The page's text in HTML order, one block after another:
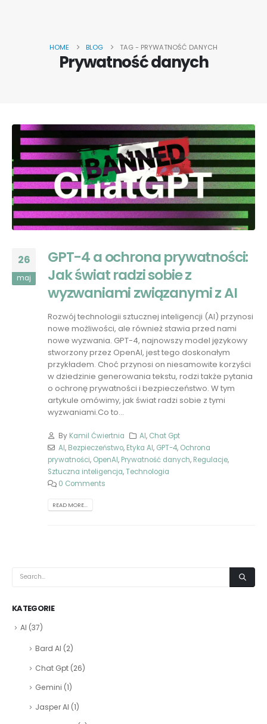
HOME BLOG TAG - PRYWATNOŚĆ DANYCH
Prywatność danych
26
maj
GPT-4 a ochrona prywatności:
Jak świat radzi sobie z
wyzwaniami związanymi z AI
Rozwój technologii sztucznej inteligencji (AI) przynosi
nowe możliwości, ale również stawia przed nami
nowe wyzwania. GPT-4, najnowszy model językowy
stworzony przez OpenAI, jest tego doskonałym
przykładem. Choć przynosi on niesamowite korzyści
w dziedzinie generowania tekstu, rodzi także pytania
o ochronę prywatności i bezpieczeństwo. W tym
artykule omówimy, jak świat radzi sobie z tymi
wyzwaniami.Co to...
By Kamil Ćwiertnia AI, Chat Gpt
AI, Bezpieczeństwo, Etyka AI, GPT-4, Ochrona
prywatności, OpenAI, Prywatność danych, Regulacje,
Sztuczna inteligencja,Technologia
0 Comments
READ MORE...
KATEGORIE
AI (37)
Bard AI (2)
Chat Gpt (26)
Gemini (1)
Jasper AI (1)